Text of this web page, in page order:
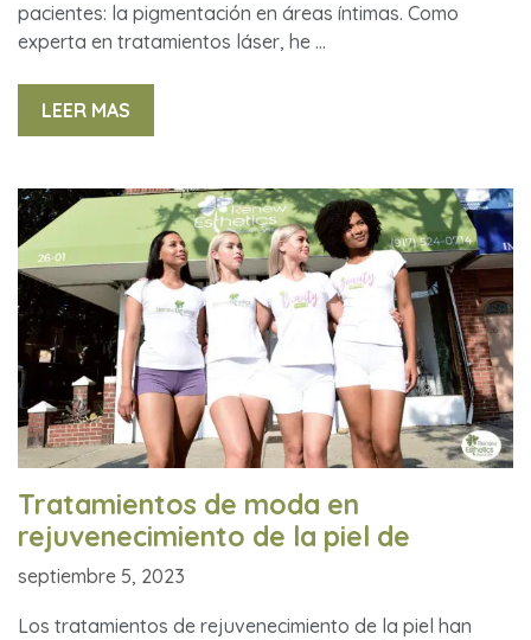
pacientes: la pigmentación en áreas íntimas. Como
experta en tratamientos láser, he …
LEER MAS
Tratamientos de moda en
rejuvenecimiento de la piel de
septiembre 5, 2023
Los tratamientos de rejuvenecimiento de la piel han